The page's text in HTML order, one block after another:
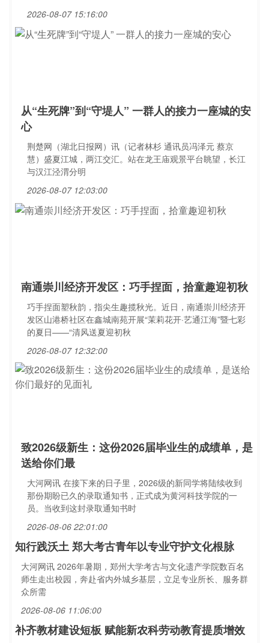
2026-08-07 15:16:00
从“生死牌”到“守堤人” 一群人的接力一座城的安
心
荆楚网（湖北日报网）讯（记者林杉 通讯员冯泽元 蔡京
慧）盛夏江城，两江交汇。站在龙王庙观景平台眺望，长江
与汉江泾渭分明
2026-08-07 12:03:00
南通崇川经济开发区：巧手捏面，拾童趣迎初秋
巧手捏面塑秋韵，指尖生趣揽秋光。近日，南通崇川经济开
发区山港桥社区在鑫城南苑开展“茉莉花开·艺通江海”暨七彩
的夏日——“清风送夏迎初秋
2026-08-07 12:32:00
致2026级新生：这份2026届毕业生的成绩单，是
送给你们最
大河网讯 在接下来的日子里，2026级的新同学将陆续收到
那份期盼已久的录取通知书，正式成为黄河科技学院的一
员。当收到这封录取通知书时
2026-08-06 22:01:00
知行践沃土 郑大考古青年以专业守护文化根脉
大河网讯 2026年暑期，郑州大学考古与文化遗产学院数百名
师生走出校园，奔赴省内外城乡基层，立足专业所长、服务群
众所需
2026-08-06 11:06:00
补齐教材建设短板 赋能新农科劳动教育提质增效